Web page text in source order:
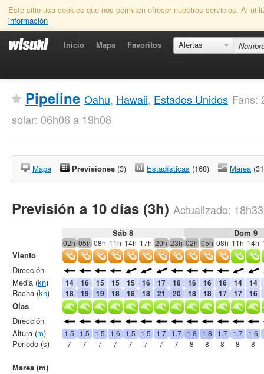
Este sitio usa cookies que nos permiten ofrecer nuestros servicios. Al
información
Inicio Mapa Favoritos Alertas
Pipeline Oahu, Hawaii, Estados Unidos Fans:
solar: 06h06 a 19h08
Mapa Previsiones (3) Estadísticas (168) Marea
Previsión a 10 días (3h) Actualizado: 18h33
Sáb 8 Dom 9
02h 05h 08h 11h 14h 17h 20h 23h 02h 05h 08h 11h 14h
14 16 15 15 15 16 17 18 16 16 16 14
14
18
19 19 18 18 18 21 20 18 18 17 17 16
1.5 1.5 1.5 1.6 1.5 1.5 1.7 1.7 1.8 1.8 1.7 1.7 1.6
7
7 7 7 7 7 7 7 8 8 8 8 8
Viento
Dirección
Media (kn)
Racha (kn)
Olas
Dirección
Altura (m)
Periodo (s)
Marea (m)